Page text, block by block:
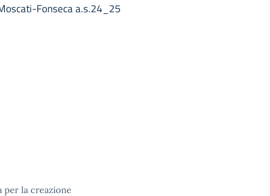
Fonseca a.s.24_25
per la creazione